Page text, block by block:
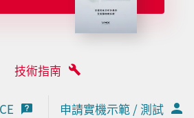
技術指南
申請實機示範 / 測試